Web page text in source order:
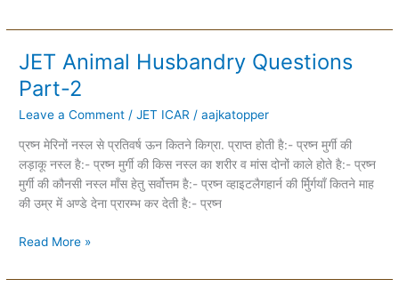
JET Animal Husbandry Questions
Part-2
Leave a Comment /JET ICAR /aajkatopper
प्रष्न मेरिनों नस्ल से प्रतिवर्ष ऊन कितने किग्रा. प्राप्त होती है:- प्रष्न मुर्गी की
लड़ाकू नस्ल है:- प्रष्न मुर्गी की किस नस्ल का शरीर व मांस दोनों काले होते है:- प्रष्न
मुर्गी की कौनसी नस्ल माँस हेतु सर्वोत्तम है:- प्रष्न व्हाइटलैगहार्न की र्मुिर्गयाँ कितने माह
की उम्र में अण्डे देना प्रारम्भ कर देती है:- प्रष्न
JET
Animal
Husbandry
Questions
Part-
2
Read More »